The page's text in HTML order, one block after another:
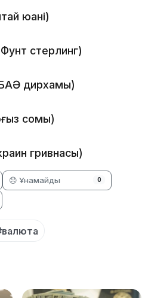
юані)
стерлинг)
дирхамы)
сомы)
гривнасы)
😞 Ұнамайды 0